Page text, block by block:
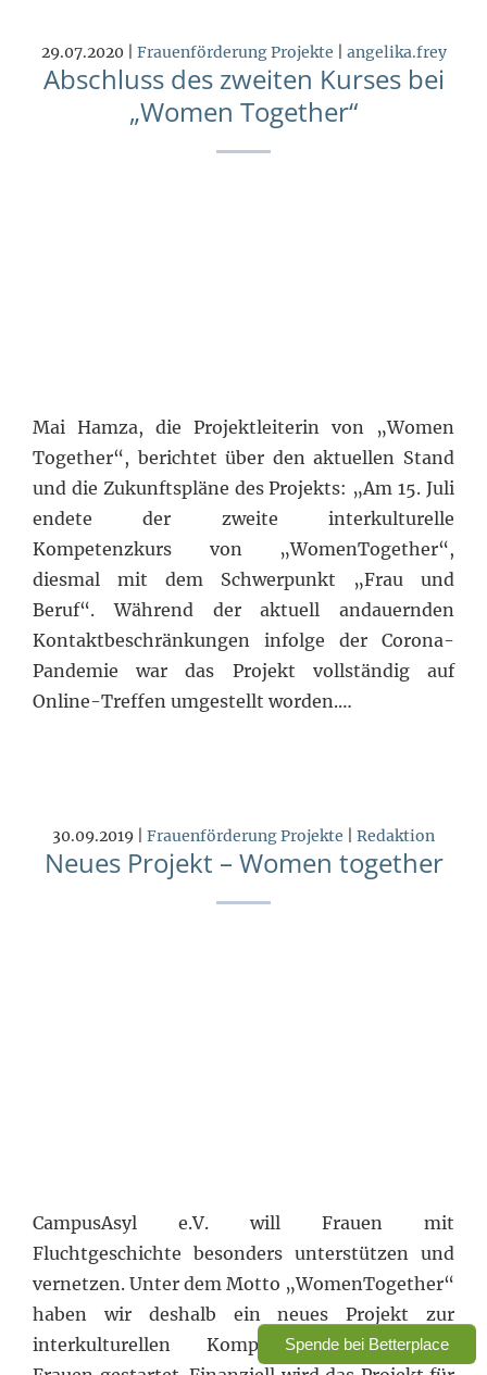
29.07.2020 | FrauenförderungProjekte angelika.frey
Abschluss des zweiten Kurses bei
„Women Together“
Mai Hamza, die Projektleiterin von „Women
Together“, berichtet über den aktuellen Stand
und die Zukunftspläne des Projekts: „Am 15. Juli
endete der zweite interkulturelle
Kompetenzkurs von „WomenTogether“,
diesmal mit dem Schwerpunkt „Frau und
Beruf“. Während der aktuell andauernden
Kontaktbeschränkungen infolge der Corona-
Pandemie war das Projekt vollständig auf
Online-Treffen umgestellt worden.…
30.09.2019 | FrauenförderungProjekte Redaktion
Neues Projekt – Women together
CampusAsyl e.V. will Frauen mit
Fluchtgeschichte besonders unterstützen und
vernetzen. Unter dem Motto „WomenTogether“
haben wir deshalb ein neues Projekt zur
interkulturellen Kompetenzförderung für
Spende bei Betterplace